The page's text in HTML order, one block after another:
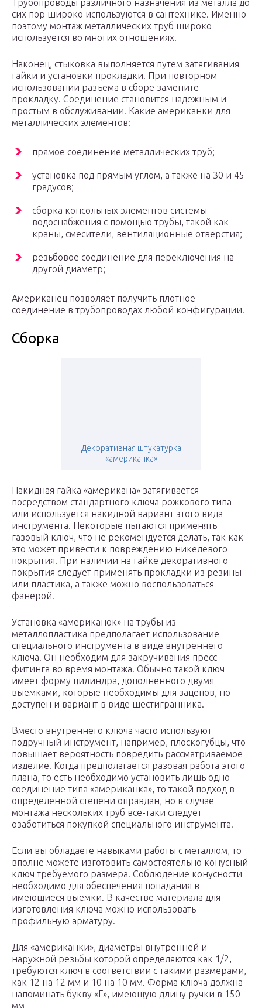
Трубопроводы различного назначения из металла до
сих пор широко используются в сантехнике. Именно
поэтому монтаж металлических труб широко
используется во многих отношениях.
Наконец, стыковка выполняется путем затягивания
гайки и установки прокладки. При повторном
использовании разъема в сборе замените
прокладку. Соединение становится надежным и
простым в обслуживании. Какие американки для
металлических элементов:
прямое соединение металлических труб;
установка под прямым углом, а также на 30 и 45
градусов;
сборка консольных элементов системы
водоснабжения с помощью трубы, такой как
краны, смесители, вентиляционные отверстия;
резьбовое соединение для переключения на
другой диаметр;
Американец позволяет получить плотное
соединение в трубопроводах любой конфигурации.
Сборка
Декоративная штукатурка
«американка»
Накидная гайка «американа» затягивается
посредством стандартного ключа рожкового типа
или используется накидной вариант этого вида
инструмента. Некоторые пытаются применять
газовый ключ, что не рекомендуется делать, так как
это может привести к повреждению никелевого
покрытия. При наличии на гайке декоративного
покрытия следует применять прокладки из резины
или пластика, а также можно воспользоваться
фанерой.
Установка «американок» на трубы из
металлопластика предполагает использование
специального инструмента в виде внутреннего
ключа. Он необходим для закручивания пресс-
фитинга во время монтажа. Обычно такой ключ
имеет форму цилиндра, дополненного двумя
выемками, которые необходимы для зацепов, но
доступен и вариант в виде шестигранника.
Вместо внутреннего ключа часто используют
подручный инструмент, например, плоскогубцы, что
повышает вероятность повредить рассматриваемое
изделие. Когда предполагается разовая работа этого
плана, то есть необходимо установить лишь одно
соединение типа «американка», то такой подход в
определенной степени оправдан, но в случае
монтажа нескольких труб все-таки следует
озаботиться покупкой специального инструмента.
Если вы обладаете навыками работы с металлом, то
вполне можете изготовить самостоятельно конусный
ключ требуемого размера. Соблюдение конусности
необходимо для обеспечения попадания в
имеющиеся выемки. В качестве материала для
изготовления ключа можно использовать
профильную арматуру.
Для «американки», диаметры внутренней и
наружной резьбы которой определяются как 1/2,
требуются ключ в соответствии с такими размерами,
как 12 на 12 мм и 10 на 10 мм. Форма ключа должна
напоминать букву «Г», имеющую длину ручки в 150
мм.